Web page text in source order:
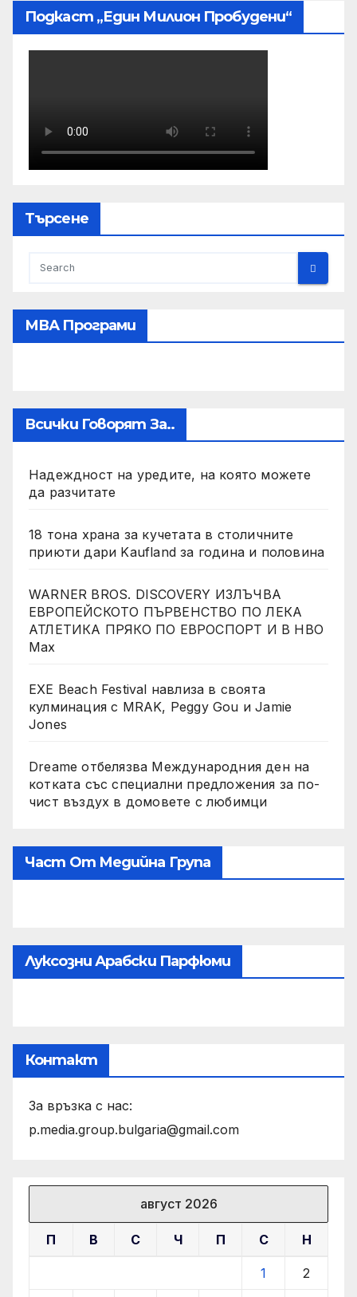
Подкаст „Един Милион Пробудени“
Търсене
МВА Програми
Всички Говорят За..
Надеждност на уредите, на която можете
да разчитате
18 тона храна за кучетата в столичните
приюти дари Kaufland за година и половина
WARNER BROS. DISCOVERY ИЗЛЪЧВА
ЕВРОПЕЙСКОТО ПЪРВЕНСТВО ПО ЛЕКА
АТЛЕТИКА ПРЯКО ПО ЕВРОСПОРТ И В НВО
Мах
EXE Beach Festival навлиза в своята
кулминация с MRAK, Peggy Gou и Jamie
Jones
Dreame отбелязва Международния ден на
котката със специални предложения за по-
чист въздух в домовете с любимци
Част От Медийна Група
Луксозни Арабски Парфюми
Контакт
За връзка с нас:
p.media.group.bulgaria@gmail.com
август 2026
П В С Ч П С Н
1 2